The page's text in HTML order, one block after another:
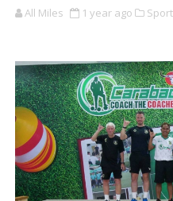
All Miles 1 year ago